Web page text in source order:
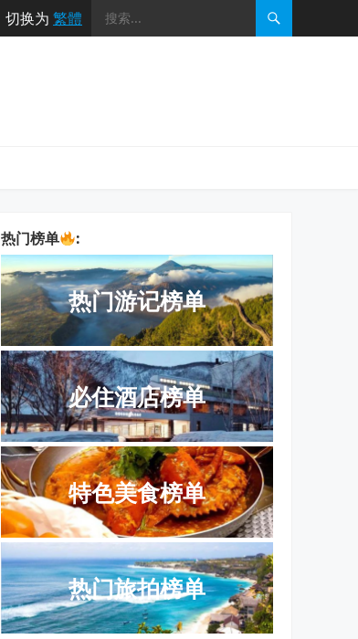
切换为 繁體
热门榜单 :
热门游记榜单
必住酒店榜单
特色美食榜单
热门旅拍榜单